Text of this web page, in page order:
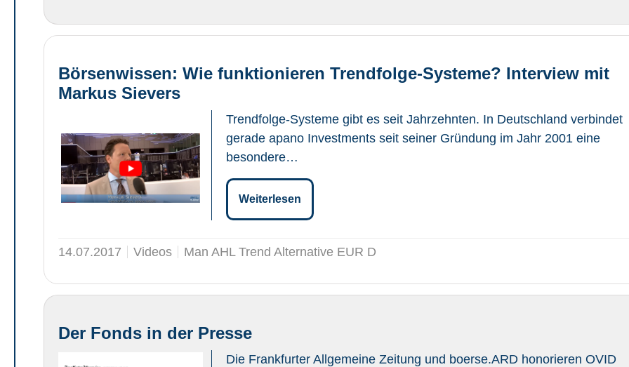
Börsenwissen: Wie funktionieren Trendfolge-Systeme? Interview mit
Markus Sievers
Trendfolge-Systeme gibt es seit Jahrzehnten. In Deutschland verbindet
gerade apano Investments seit seiner Gründung im Jahr 2001 eine
besondere…
Weiterlesen
14.07.2017 Videos Man AHL Trend Alternative EUR D
Der Fonds in der Presse
Die Frankfurter Allgemeine Zeitung und boerse.ARD honorieren OVID